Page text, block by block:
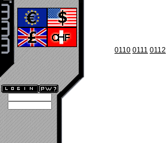
0110 0111 0112